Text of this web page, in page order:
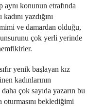
aynı konunun etrafında
yazdığını
ve damardan olduğu,
çok yerli yerinde
yenik başlayan kız
kadınlarının
çok sayıda yazarın bu
oturmasını beklediğimi